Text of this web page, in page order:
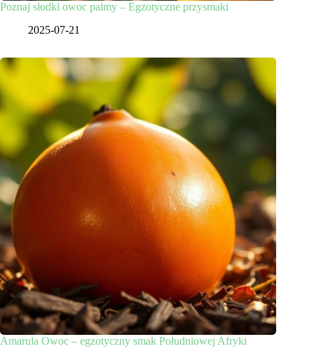
Poznaj słodki owoc palmy – Egzotyczne przysmaki
2025-07-21
Amarula Owoc – egzotyczny smak Południowej Afryki